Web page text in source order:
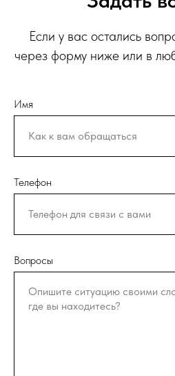
Если у вас остались
через форму ниже или в
Имя
Телефон
Вопросы